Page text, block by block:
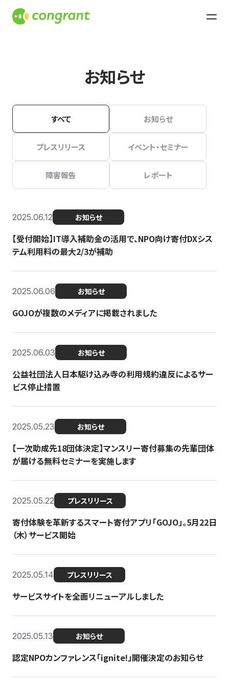
お知らせ
すべて お知らせ
プレスリリース イベント・セミナー
障害報告 レポート
2025.06.12 お知らせ
【受付開始】IT導入補助金の活用で、NPO向け寄付DXシス
テム利用料の最大2/3が補助
2025.06.06 お知らせ
GOJOが複数のメディアに掲載されました
2025.06.03 お知らせ
公益社団法人日本駆け込み寺の利用規約違反によるサー
ビス停止措置
2025.05.23 お知らせ
【一次助成先18団体決定】マンスリー寄付募集の先輩団体
が届ける無料セミナーを実施します
2025.05.22 プレスリリース
寄付体験を革新するスマート寄付アプリ「GOJO」。5月22日
（木）サービス開始
2025.05.14 プレスリリース
サービスサイトを全面リニューアルしました
2025.05.13 お知らせ
認定NPOカンファレンス「ignite!」開催決定のお知らせ